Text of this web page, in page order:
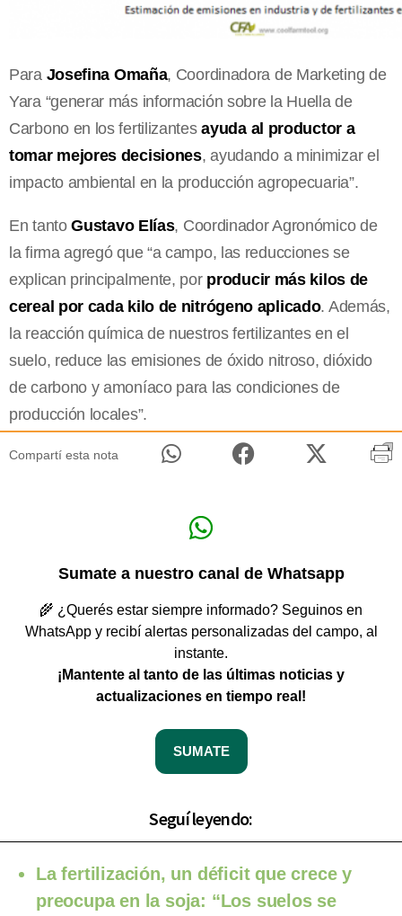
Para Josefina Omaña, Coordinadora de Marketing de
Yara “generar más información sobre la Huella de
Carbono en los fertilizantesayuda al productor a
tomar mejores decisiones, ayudando a minimizar el
impacto ambiental en la producción agropecuaria”.
En tantoGustavo Elías, Coordinador Agronómico de
la firma agregó que “a campo, las reducciones se
explican principalmente, porproducir más kilos de
cereal por cada kilo de nitrógeno aplicado. Además,
la reacción química de nuestros fertilizantes en el
suelo, reduce las emisiones de óxido nitroso, dióxido
de carbono y amoníaco para las condiciones de
producción locales”.
Compartí esta nota
Sumate a nuestro canal de Whatsapp
🌾 ¿Querés estar siempre informado? Seguinos en
WhatsApp y recibí alertas personalizadas del campo, al
instante.
¡Mantente al tanto de las últimas noticias y
actualizaciones en tiempo real!
SUMATE
Seguí leyendo:
La fertilización, un déficit que crece y
preocupa en la soja: “Los suelos se